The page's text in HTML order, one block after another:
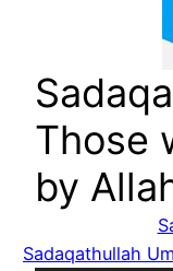
Those
by
Sadaqathullah